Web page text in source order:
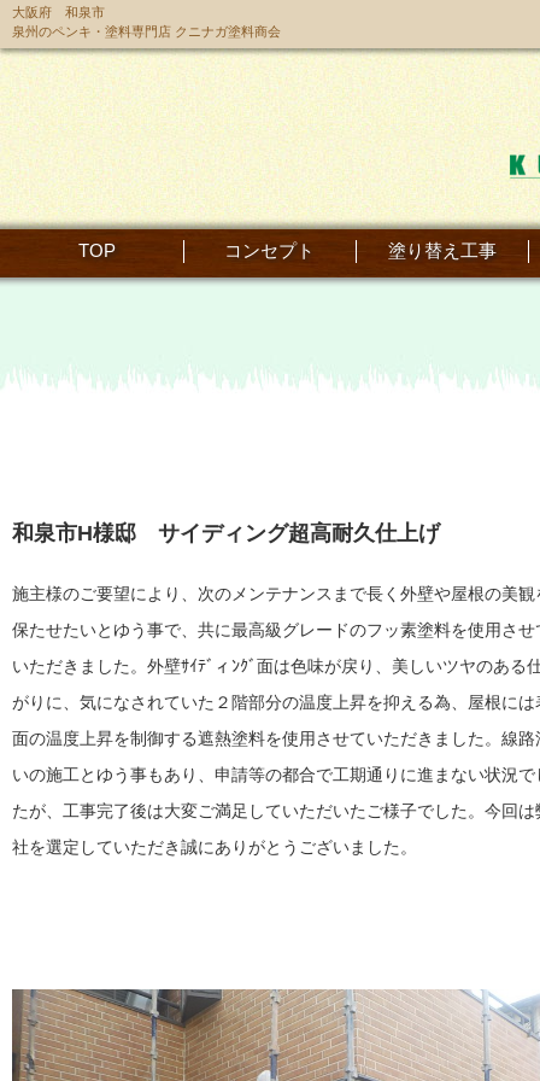
大阪府 和泉市
泉州のペンキ・塗料専門店 クニナガ塗料商会
TOP コンセプト 塗り替え工事
和泉市H様邸 サイディング超高耐久仕上げ
施主様のご要望により、次のメンテナンスまで長く外壁や屋根の美観
保たせたいとゆう事で、共に最高級グレードのフッ素塗料を使用させ
いただきました。外壁ｻｲﾃﾞィﾝｸﾞ面は色味が戻り、美しいツヤのある
がりに、気になされていた２階部分の温度上昇を抑える為、屋根には
面の温度上昇を制御する遮熱塗料を使用させていただきました。線路
いの施工とゆう事もあり、申請等の都合で工期通りに進まない状況で
たが、工事完了後は大変ご満足していただいたご様子でした。今回は
社を選定していただき誠にありがとうございました。